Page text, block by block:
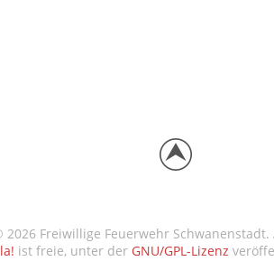
2026 Freiwillige Feuerwehr
ist freie, unter der GNU/GPL-Lizenz